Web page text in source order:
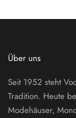
Über uns
Seit 1952 steht
Tradition. Heute
Modehäuser,